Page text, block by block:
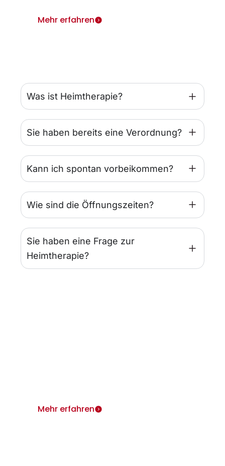
Was ist Heimtherapie?
Sie haben bereits eine Verordnung?
Kann ich spontan vorbeikommen?
Wie sind die Öffnungszeiten?
Sie haben eine Frage zur
Heimtherapie?
Mehr erfahren
Mehr erfahren